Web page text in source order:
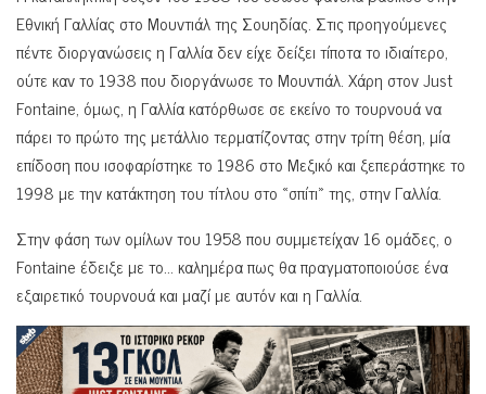
Εθνική Γαλλίας στο Μουντιάλ της Σουηδίας. Στις προηγούμενες
πέντε διοργανώσεις η Γαλλία δεν είχε δείξει τίποτα το ιδιαίτερο,
ούτε καν το 1938 που διοργάνωσε το Μουντιάλ. Χάρη στον Just
Fontaine, όμως, η Γαλλία κατόρθωσε σε εκείνο το τουρνουά να
πάρει το πρώτο της μετάλλιο τερματίζοντας στην τρίτη θέση, μία
επίδοση που ισοφαρίστηκε το 1986 στο Μεξικό και ξεπεράστηκε το
1998 με την κατάκτηση του τίτλου στο «σπίτι» της, στην Γαλλία.
Στην φάση των ομίλων του 1958 που συμμετείχαν 16 ομάδες, ο
Fontaine έδειξε με το… καλημέρα πως θα πραγματοποιούσε ένα
εξαιρετικό τουρνουά και μαζί με αυτόν και η Γαλλία.